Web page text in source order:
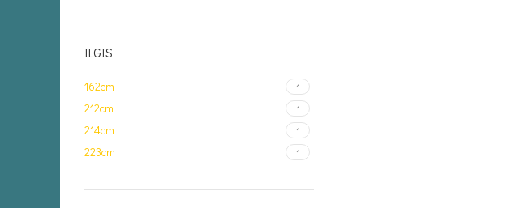
ILGIS
162cm 1
212cm 1
214cm 1
223cm 1